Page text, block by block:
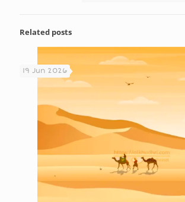
Related posts
19 Jun 2026